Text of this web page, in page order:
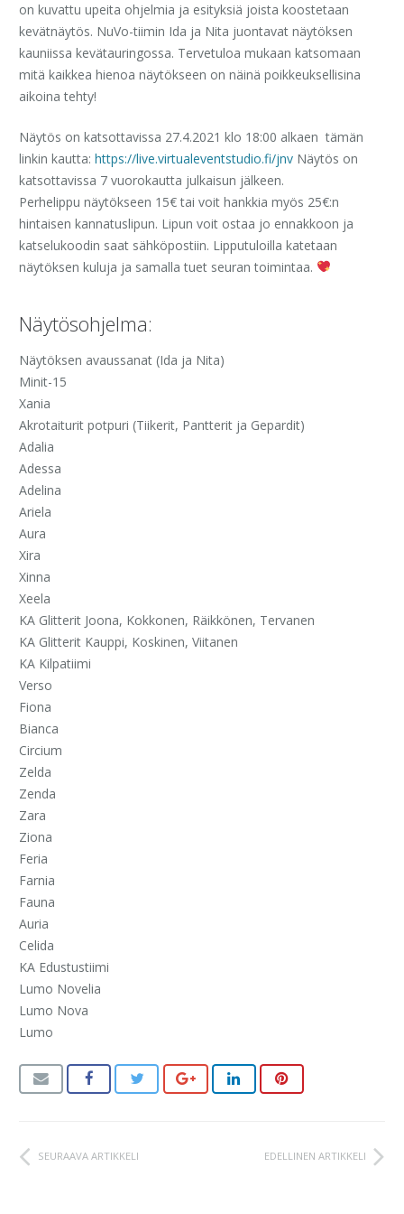
on kuvattu upeita ohjelmia ja esityksiä joista koostetaan
kevätnäytös. NuVo-tiimin Ida ja Nita juontavat näytöksen
kauniissa kevätauringossa. Tervetuloa mukaan katsomaan
mitä kaikkea hienoa näytökseen on näinä poikkeuksellisina
aikoina tehty!
Näytös on katsottavissa 27.4.2021 klo 18:00 alkaen tämän
linkin kautta: https://live.virtualeventstudio.fi/jnv Näytös on
katsottavissa 7 vuorokautta julkaisun jälkeen.
Perhelippu näytökseen 15€ tai voit hankkia myös 25€:n
hintaisen kannatuslipun. Lipun voit ostaa jo ennakkoon ja
katselukoodin saat sähköpostiin. Lipputuloilla katetaan
näytöksen kuluja ja samalla tuet seuran toimintaa.
Näytösohjelma:
Näytöksen avaussanat (Ida ja Nita)
Minit-15
Xania
Akrotaiturit potpuri (Tiikerit, Pantterit ja Gepardit)
Adalia
Adessa
Adelina
Ariela
Aura
Xira
Xinna
Xeela
KA Glitterit Joona, Kokkonen, Räikkönen, Tervanen
KA Glitterit Kauppi, Koskinen, Viitanen
KA Kilpatiimi
Verso
Fiona
Bianca
Circium
Zelda
Zenda
Zara
Ziona
Feria
Farnia
Fauna
Auria
Celida
KA Edustustiimi
Lumo Novelia
Lumo Nova
Lumo
EDELLINEN ARTIKKELI
SEURAAVA ARTIKKELI